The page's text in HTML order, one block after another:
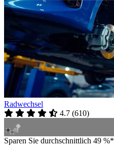
Radwechsel
4.7 (610)
Sparen Sie durchschnittlich 49 %*